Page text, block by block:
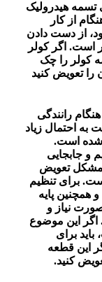
تسمه هیدرولیک
از کار
از دست دادن
است. اگر کولر
کولر را چک
را تعویض کنید
رانندگی
به احتمال زیاد
شده است.
و جابجایی
مشکل تعویض
برای تنظیم
و همچنین پایه
نیاز و
اگر این موضوع
برای
این قطعه
کنید.